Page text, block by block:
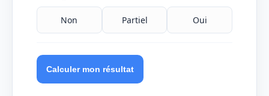
Non Partiel Oui
Calculer mon résultat